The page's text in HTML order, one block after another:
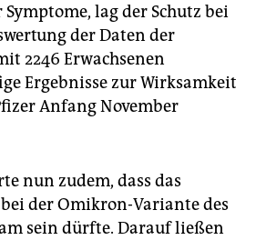
lag der Schutz bei
der Daten der
2246 Erwachsenen
Ergebnisse zur Wirksamkeit
Anfang November
nun zudem, dass das
der Omikron-Variante des
sein dürfte. Darauf ließen